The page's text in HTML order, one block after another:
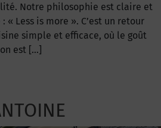
Notre philosophie est claire et
« Less is more ». C’est un retour
simple et efficace, où le goût
est […]